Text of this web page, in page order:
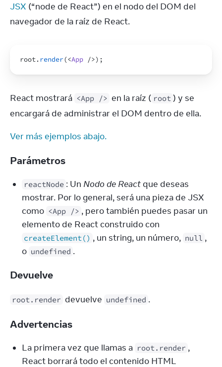
JSX (“node de React”) en el nodo del DOM del
navegador de la raíz de React.
root. render(<App />) ;
React mostrará <App /> en la raíz ( root ) y se
encargará de administrar el DOM dentro de ella.
Ver más ejemplos abajo.
Parámetros
reactNode : Un Nodo de React que deseas
mostrar. Por lo general, será una pieza de JSX
como <App /> , pero también puedes pasar un
elemento de React construido con
createElement() , un string, un número, null ,
o undefined .
Devuelve
root.render devuelve undefined .
Advertencias
La primera vez que llamas a root.render ,
React borrará todo el contenido HTML